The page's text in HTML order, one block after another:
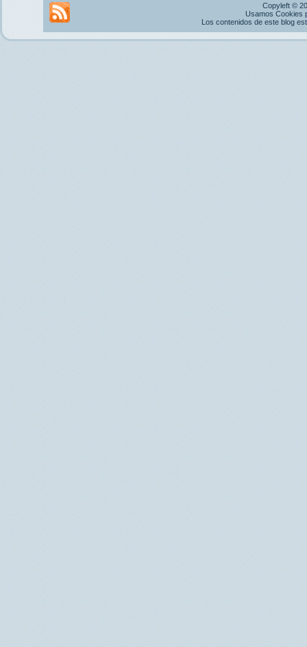
Copyleft ©
Usamos Cookies
Los contenidos de este blog